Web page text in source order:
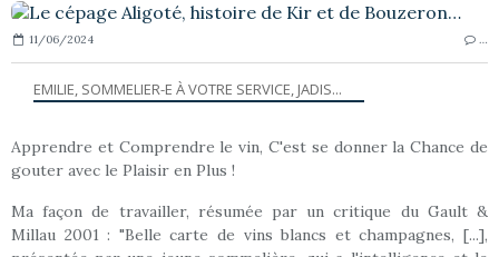
11/06/2024
EMILIE, SOMMELIER-E À VOTRE SERVICE, JADIS...
Apprendre et Comprendre le vin, C'est se donner la Chance de
gouter avec le Plaisir en Plus !
Ma façon de travailler, résumée par un critique du Gault &
Millau 2001 : "Belle carte de vins blancs et champagnes, [...],